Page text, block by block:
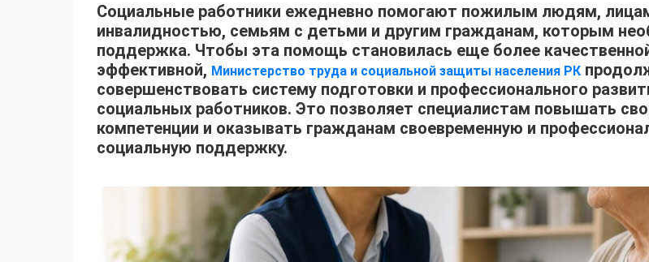
Социальные работники ежедневно помогают пожилым людям,
инвалидностью, семьям с детьми и другим гражданам, которым
поддержка. Чтобы эта помощь становилась еще более
эффективной, Министерство труда и социальной защиты населения РК
совершенствовать систему подготовки и профессионального
социальных работников. Это позволяет специалистам повышать
компетенции и оказывать гражданам своевременную и
социальную поддержку.